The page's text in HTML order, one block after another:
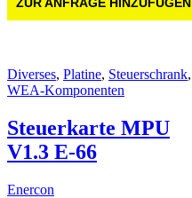
Diverses, Platine, Steuerschrank,
WEA-Komponenten
Steuerkarte MPU
V1.3 E-66
Enercon